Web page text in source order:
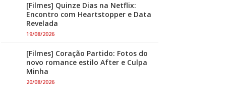
[Filmes] Quinze Dias na Netflix:
Encontro com Heartstopper e Data
Revelada
19/08/2026
[Filmes] Coração Partido: Fotos do
novo romance estilo After e Culpa
Minha
20/08/2026